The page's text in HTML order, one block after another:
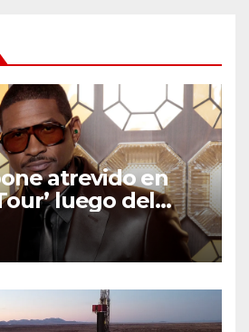
atrevido en
luego del
fan